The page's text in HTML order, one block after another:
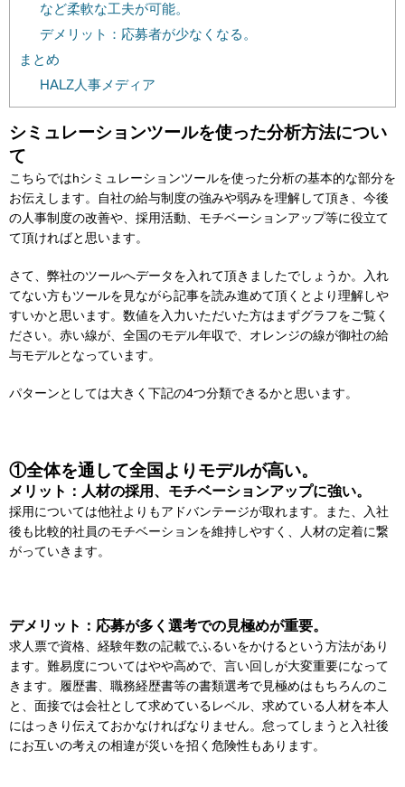
など柔軟な工夫が可能。
デメリット：応募者が少なくなる。
まとめ
HALZ人事メディア
シミュレーションツールを使った分析方法につい
て
こちらではhシミュレーションツールを使った分析の基本的な部分を
お伝えします。自社の給与制度の強みや弱みを理解して頂き、今後
の人事制度の改善や、採用活動、モチベーションアップ等に役立て
て頂ければと思います。
さて、弊社のツールへデータを入れて頂きましたでしょうか。入れ
てない方もツールを見ながら記事を読み進めて頂くとより理解しや
すいかと思います。数値を入力いただいた方はまずグラフをご覧く
ださい。赤い線が、全国のモデル年収で、オレンジの線が御社の給
与モデルとなっています。
パターンとしては大きく下記の4つ分類できるかと思います。
①全体を通して全国よりモデルが高い。
メリット：人材の採用、モチベーションアップに強い。
採用については他社よりもアドバンテージが取れます。また、入社
後も比較的社員のモチベーションを維持しやすく、人材の定着に繋
がっていきます。
デメリット：応募が多く選考での見極めが重要。
求人票で資格、経験年数の記載でふるいをかけるという方法があり
ます。難易度についてはやや高めで、言い回しが大変重要になって
きます。履歴書、職務経歴書等の書類選考で見極めはもちろんのこ
と、面接では会社として求めているレベル、求めている人材を本人
にはっきり伝えておかなければなりません。怠ってしまうと入社後
にお互いの考えの相違が災いを招く危険性もあります。